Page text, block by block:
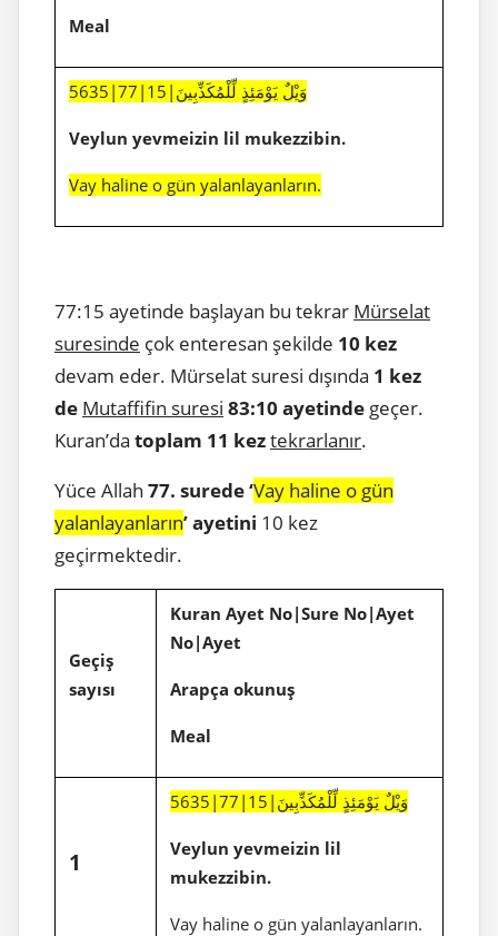
Meal
5635|77|15|وَيْلٌ يَوْمَئِذٍ لِّلْمُكَذِّبِينَ
Veylun yevmeizin lil mukezzibin.
Vay haline o gün yalanlayanların.
77:15 ayetinde başlayan bu tekrar Mürselat
suresinde çok enteresan şekilde 10 kez
devam eder. Mürselat suresi dışında 1 kez
de Mutaffifin suresi 83:10 ayetinde geçer.
Kuran’da toplam 11 keztekrarlanır.
Yüce Allah 77. surede ‘Vay haline o gün
yalanlayanların’ ayetini 10 kez
geçirmektedir.
Geçiş
sayısı
Kuran Ayet No|Sure No|Ayet
No|Ayet
Arapça okunuş
Meal
1
5635|77|15|وَيْلٌ يَوْمَئِذٍ لِّلْمُكَذِّبِينَ
Veylun yevmeizin lil
mukezzibin.
Vay haline o gün yalanlayanların.